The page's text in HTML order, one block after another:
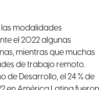
modalidades
el 2022 algunas
mientras que muchas
de trabajo remoto.
de Desarrollo, el 24 % de